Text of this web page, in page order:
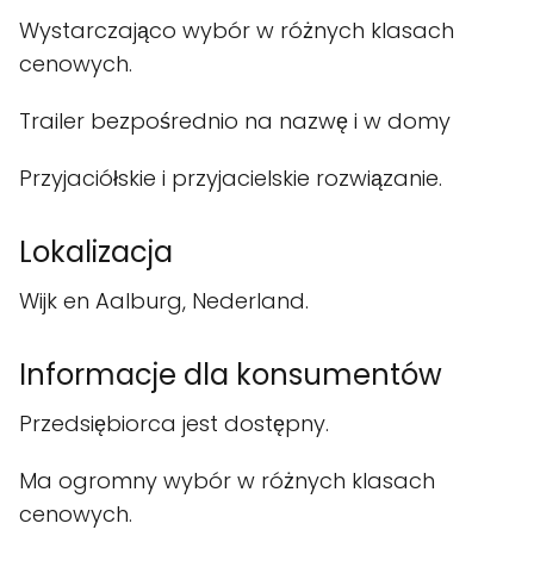
Wystarczająco wybór w różnych klasach
cenowych.
Trailer bezpośrednio na nazwę i w domy
Przyjaciółskie i przyjacielskie rozwiązanie.
Lokalizacja
Wijk en Aalburg, Nederland.
Informacje dla konsumentów
Przedsiębiorca jest dostępny.
Ma ogromny wybór w różnych klasach
cenowych.